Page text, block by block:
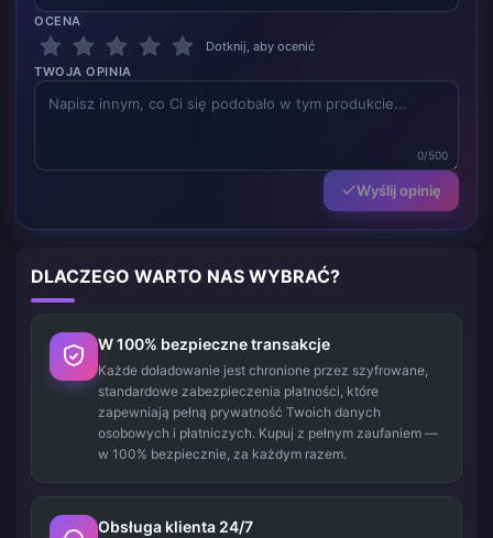
OCENA
Dotknij, aby ocenić
TWOJA OPINIA
0/500
Wyślij opinię
DLACZEGO WARTO NAS WYBRAĆ?
W 100% bezpieczne transakcje
Każde doładowanie jest chronione przez szyfrowane,
standardowe zabezpieczenia płatności, które
zapewniają pełną prywatność Twoich danych
osobowych i płatniczych. Kupuj z pełnym zaufaniem —
w 100% bezpiecznie, za każdym razem.
Obsługa klienta 24/7